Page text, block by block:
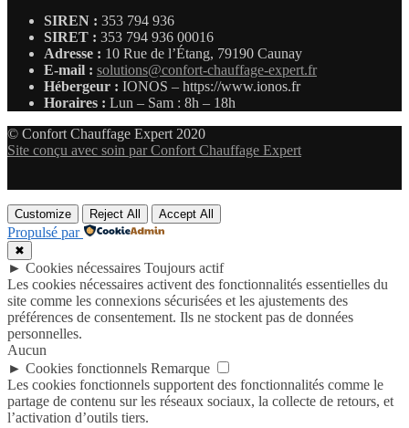
SIREN : 353 794 936
SIRET : 353 794 936 00016
Adresse : 10 Rue de l’Étang, 79190 Caunay
E-mail : solutions@confort-chauffage-expert.fr
Hébergeur : IONOS – https://www.ionos.fr
Horaires : Lun – Sam : 8h – 18h
© Confort Chauffage Expert 2020
Site conçu avec soin par Confort Chauffage Expert
Customize Reject All Accept All
Propulsé par
✖
► Cookies nécessaires Toujours actif
Les cookies nécessaires activent des fonctionnalités essentielles du
site comme les connexions sécurisées et les ajustements des
préférences de consentement. Ils ne stockent pas de données
personnelles.
Aucun
► Cookies fonctionnels Remarque
Les cookies fonctionnels supportent des fonctionnalités comme le
partage de contenu sur les réseaux sociaux, la collecte de retours, et
l’activation d’outils tiers.